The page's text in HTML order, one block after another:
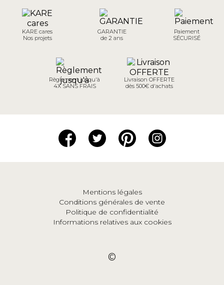
KARE cares
Nos projets
GARANTIE
de 2 ans
Paiement
SÉCURISÉ
Règlement jusqu'à
4X SANS FRAIS
Livraison OFFERTE
dès 500€ d'achats
Mentions légales
Conditions générales de vente
Politique de confidentialité
Informations relatives aux cookies
©